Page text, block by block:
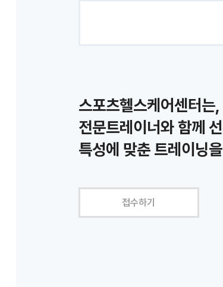
스포츠헬스케어센터는,
전문트레이너와 함께
특성에 맞춘 트레이닝
접수하기